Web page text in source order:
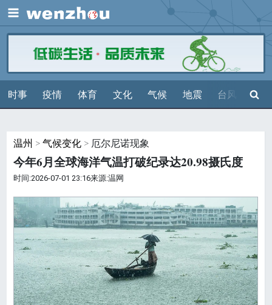
展开
时事 疫情 体育 文化 气候 地震 台风 天气
搜索
温州 >气候变化 > 厄尔尼诺现象
今年6月全球海洋气温打破纪录达20.98摄氏度
时间:2026-07-01 23:16来源:温网